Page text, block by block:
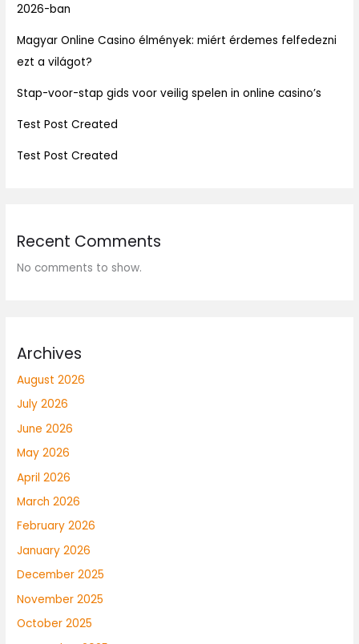
2026-ban
Magyar Online Casino élmények: miért érdemes felfedezni
ezt a világot?
Stap-voor-stap gids voor veilig spelen in online casino’s
Test Post Created
Test Post Created
Recent Comments
No comments to show.
Archives
August 2026
July 2026
June 2026
May 2026
April 2026
March 2026
February 2026
January 2026
December 2025
November 2025
October 2025